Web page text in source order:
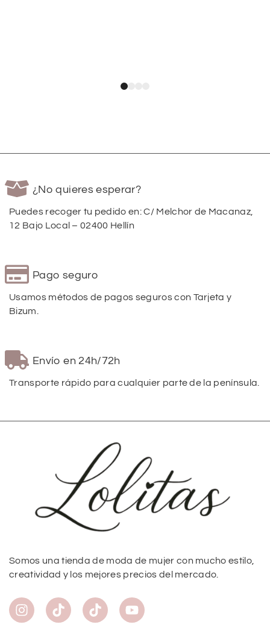
¿No quieres esperar?
Puedes recoger tu pedido en: C/ Melchor de Macanaz,
12 Bajo Local – 02400 Hellín
Pago seguro
Usamos métodos de pagos seguros con Tarjeta y
Bizum.
Envío en 24h/72h
Transporte rápido para cualquier parte de la península.
Somos una tienda de moda de mujer con mucho estilo,
creatividad y los mejores precios del mercado.